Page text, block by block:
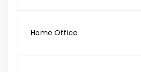
Home Office